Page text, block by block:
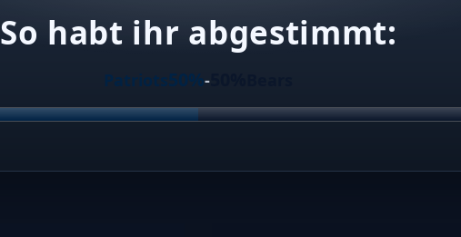
So habt ihr abgestimmt:
50%-